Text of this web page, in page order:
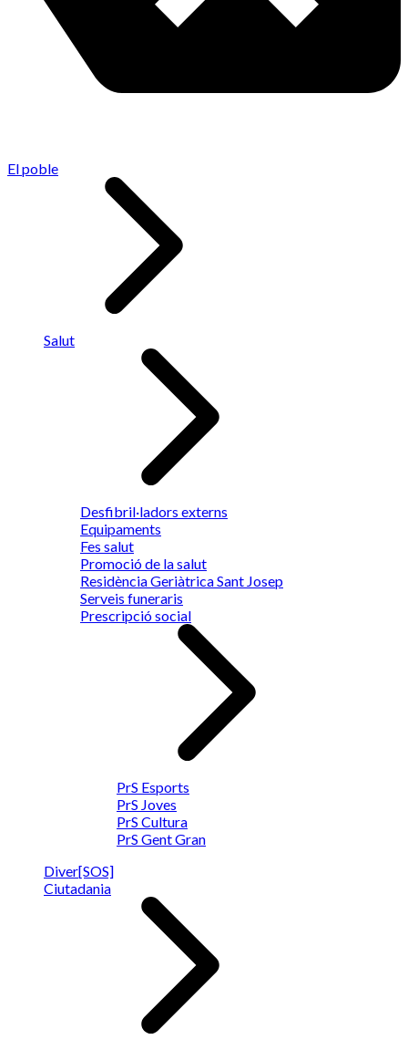
El poble
Salut
Desfibril·ladors externs
Equipaments
Fes salut
Promoció de la salut
Residència Geriàtrica Sant Josep
Serveis funeraris
Prescripció social
PrS Esports
PrS Joves
PrS Cultura
PrS Gent Gran
Diver[SOS]
Ciutadania